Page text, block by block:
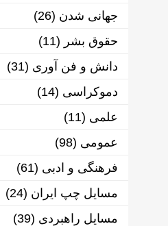
جهانی شدن (26)
حقوق بشر (11)
دانش و فن آوری (31)
دموکراسی (14)
علمی (11)
عمومی (98)
فرهنگی و ادبی (61)
مسایل چپ ایران (24)
مسایل راهبردی (39)